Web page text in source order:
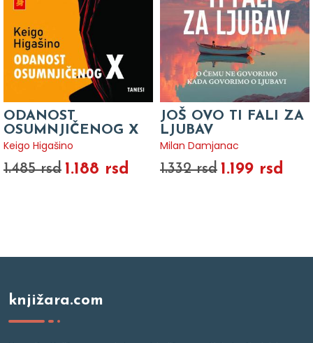
ODANOST
OSUMNJIČENOG X
Keigo Higašino
1.485 rsd 1.188 rsd
JOŠ OVO TI FALI ZA
LJUBAV
Milan Damjanac
1.332 rsd 1.199 rsd
knjižara.com